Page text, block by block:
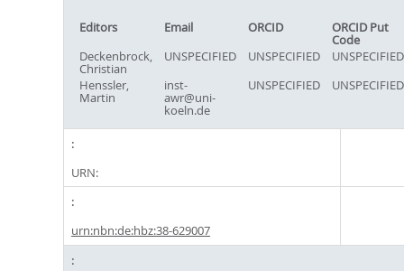
Editors Email ORCID ORCID Put
Code
Deckenbrock,
Christian
UNSPECIFIED UNSPECIFIED
UNSPECIFIED
Henssler,
Martin
inst-
awr@uni-
koeln.de
UNSPECIFIED UNSPECIFIED
URN:
urn:nbn:de:hbz:38-629007